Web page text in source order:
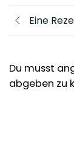
Eine
Du musst
abgeben zu